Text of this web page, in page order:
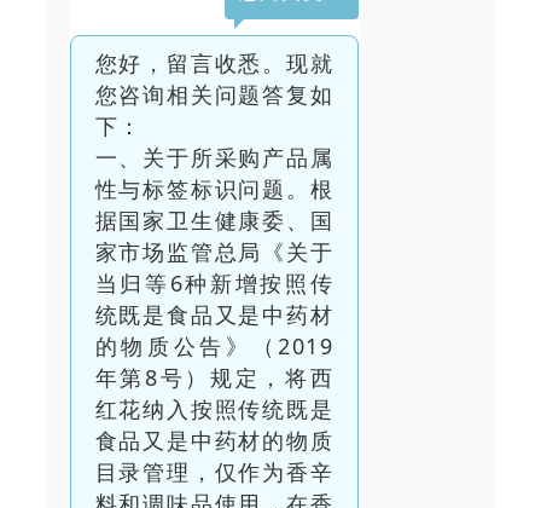
您好，留言收悉。现就
您咨询相关问题答复如
下：
一、关于所采购产品属
性与标签标识问题。根
据国家卫生健康委、国
家市场监管总局《关于
当归等6种新增按照传
统既是食品又是中药材
的物质公告》（2019
年第8号）规定，将西
红花纳入按照传统既是
食品又是中药材的物质
目录管理，仅作为香辛